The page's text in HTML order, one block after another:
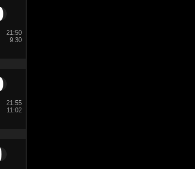
21:50
9:30
21:55
11:02